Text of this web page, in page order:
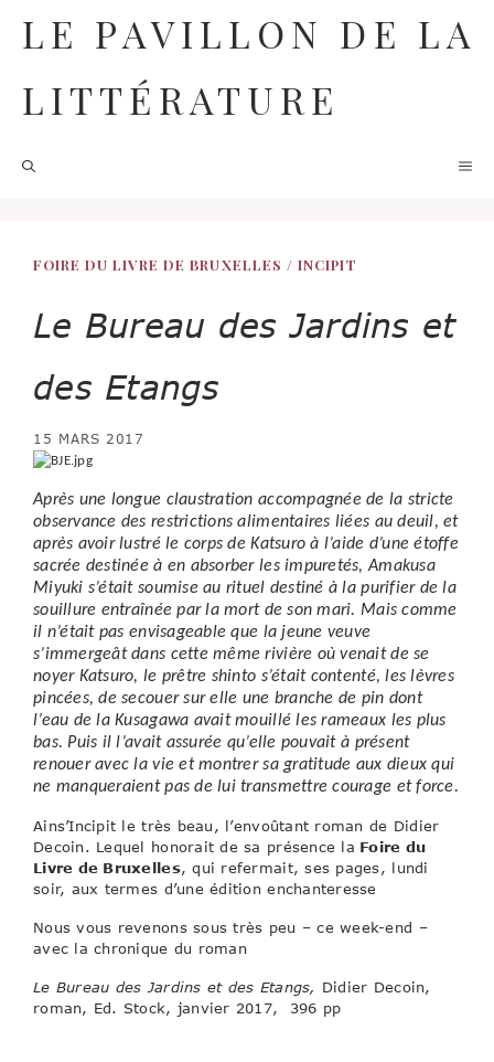
contenu
LE PAVILLON DE LA
LITTÉRATURE
FOIRE DU LIVRE DE BRUXELLES / INCIPIT
Le Bureau des Jardins et
des Etangs
15 MARS 2017
Après une longue claustration accompagnée de la stricte
observance des restrictions alimentaires liées au deuil, et
après avoir lustré le corps de Katsuro à l’aide d’une étoffe
sacrée destinée à en absorber les impuretés, Amakusa
Miyuki s’était soumise au rituel destiné à la purifier de la
souillure entraînée par la mort de son mari. Mais comme
il n’était pas envisageable que la jeune veuve
s’immergeât dans cette même rivière où venait de se
noyer Katsuro, le prêtre shinto s’était contenté, les lèvres
pincées, de secouer sur elle une branche de pin dont
l’eau de la Kusagawa avait mouillé les rameaux les plus
bas. Puis il l’avait assurée qu’elle pouvait à présent
renouer avec la vie et montrer sa gratitude aux dieux qui
ne manqueraient pas de lui transmettre courage et force.
Ains’Incipit le très beau, l’envoûtant roman de Didier
Decoin. Lequel honorait de sa présence la Foire du
Livre de Bruxelles, qui refermait, ses pages, lundi
soir, aux termes d’une édition enchanteresse
Nous vous revenons sous très peu – ce week-end –
avec la chronique du roman
Le Bureau des Jardins et des Etangs, Didier Decoin,
roman, Ed. Stock, janvier 2017, 396 pp